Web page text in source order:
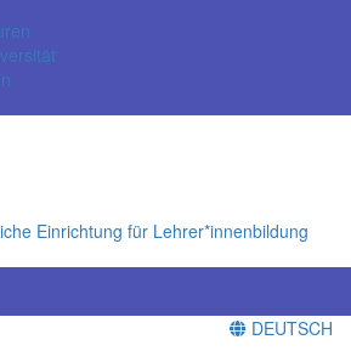
Einrichtung für Lehrer*innenbildung
DEUTSCH